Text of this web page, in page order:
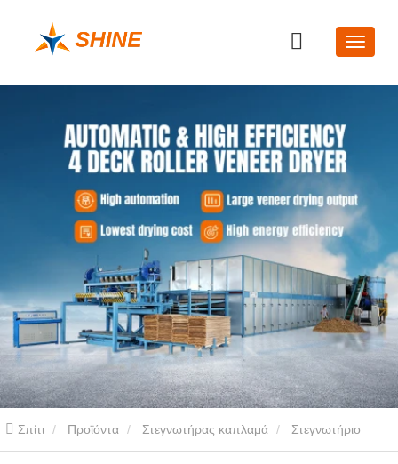
Σπίτι Προϊόντα Στεγνωτήρας καπλαμά Στεγνωτήριο